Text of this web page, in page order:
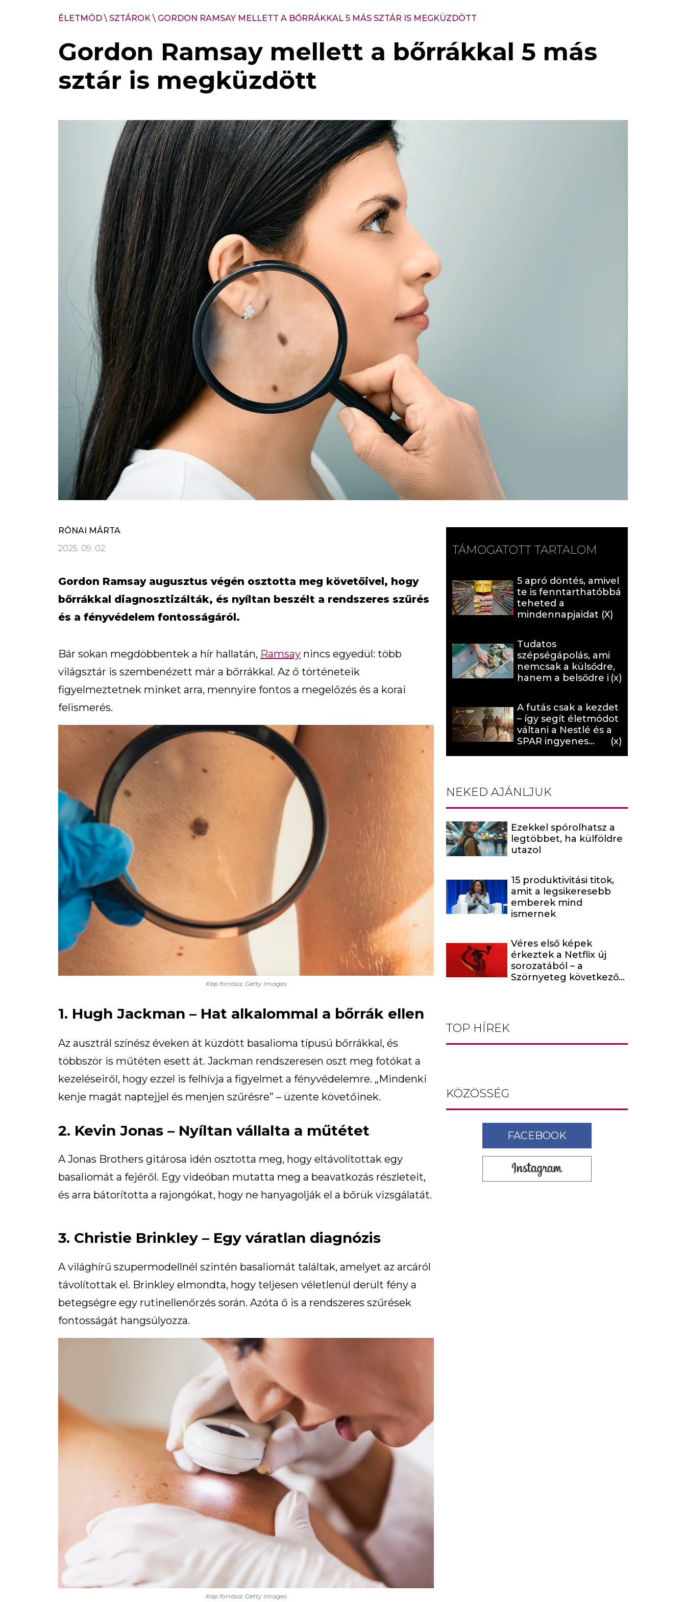
ÉLETMÓD\ SZTÁROK\ GORDON RAMSAY MELLETT A BŐRRÁKKAL 5 MÁS SZTÁR IS MEGKÜZDÖTT
Gordon Ramsay mellett a bőrrákkal 5 más
sztár is megküzdött
RÓNAI MÁRTA
2025. 09. 02.
Gordon Ramsay augusztus végén osztotta meg követőivel, hogy
bőrrákkal diagnosztizálták, és nyíltan beszélt a rendszeres szűrés
és a fényvédelem fontosságáról.
Bár sokan megdöbbentek a hír hallatán, Ramsay nincs egyedül: több
világsztár is szembenézett már a bőrrákkal. Az ő történeteik
figyelmeztetnek minket arra, mennyire fontos a megelőzés és a korai
felismerés.
Kép forrása: Getty Images
1. Hugh Jackman – Hat alkalommal a bőrrák ellen
Az ausztrál színész éveken át küzdött basalioma típusú bőrrákkal, és
többször is műtéten esett át. Jackman rendszeresen oszt meg fotókat a
kezeléseiről, hogy ezzel is felhívja a figyelmet a fényvédelemre. „Mindenki
kenje magát naptejjel és menjen szűrésre” – üzente követőinek.
2. Kevin Jonas – Nyíltan vállalta a műtétet
A Jonas Brothers gitárosa idén osztotta meg, hogy eltávolítottak egy
basaliomát a fejéről. Egy videóban mutatta meg a beavatkozás részleteit,
és arra bátorította a rajongókat, hogy ne hanyagolják el a bőrük vizsgálatát.
3. Christie Brinkley – Egy váratlan diagnózis
A világhírű szupermodellnél szintén basaliomát találtak, amelyet az arcáról
távolítottak el. Brinkley elmondta, hogy teljesen véletlenül derült fény a
betegségre egy rutinellenőrzés során. Azóta ő is a rendszeres szűrések
fontosságát hangsúlyozza.
Kép forrása: Getty Images
TÁMOGATOTT TARTALOM
5 apró döntés, amivel
te is fenntarthatóbbá
teheted a
mindennapjaidat (X)
Tudatos
szépségápolás, ami
nemcsak a külsődre,
hanem a belsődre is
A futás csak a kezdet
– így segít életmódot
váltani a Nestlé és a
SPAR ingyenes
NEKED AJÁNLJUK
Ezekkel spórolhatsz a
legtöbbet, ha külföldre
utazol
15 produktivitási titok,
amit a legsikeresebb
emberek mind
ismernek
Véres első képek
érkeztek a Netflix új
sorozatából – a
Szörnyeteg következő
TOP HÍREK
KÖZÖSSÉG
FACEBOOK